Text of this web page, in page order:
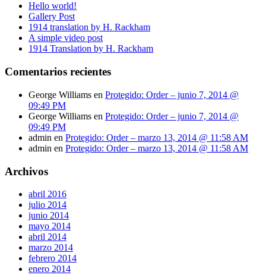
Hello world!
Gallery Post
1914 translation by H. Rackham
A simple video post
1914 Translation by H. Rackham
Comentarios recientes
George Williams en Protegido: Order – junio 7, 2014 @
09:49 PM
George Williams en Protegido: Order – junio 7, 2014 @
09:49 PM
admin en Protegido: Order – marzo 13, 2014 @ 11:58 AM
admin en Protegido: Order – marzo 13, 2014 @ 11:58 AM
Archivos
abril 2016
julio 2014
junio 2014
mayo 2014
abril 2014
marzo 2014
febrero 2014
enero 2014